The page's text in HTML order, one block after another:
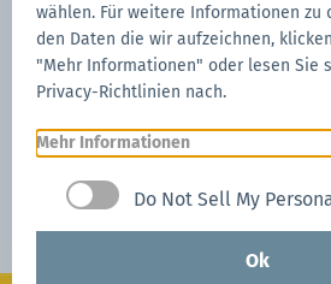
Alles über CARE
wählen. Für weitere Informationen zu
den Daten die wir aufzeichnen,
"Mehr Informationen" oder lesen Sie
Privacy-Richtlinien nach.
Mehr Informationen
Do Not Sell My
Ok